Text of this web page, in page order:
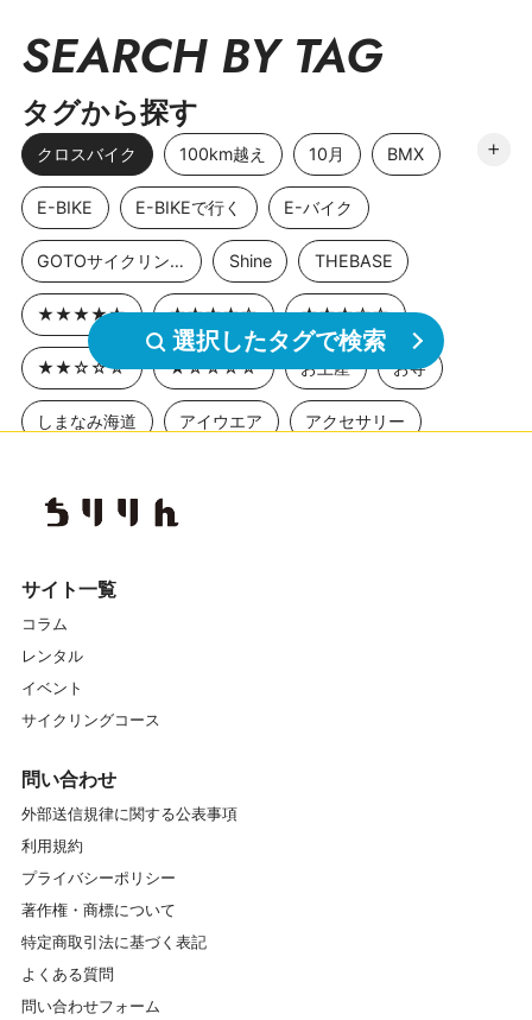
SEARCH BY TAG
タグから探す
クロスバイク 100km越え 10月 BMX
E-BIKE E-BIKEで行く E-バイク
GOTOサイクリングスポット Shine THEBASE
★★★★★ ★★★★☆ ★★★☆☆
★★☆☆☆ ★☆☆☆☆ お土産 お寺
しまなみ海道 アイウエア アクセサリー
イベントレポート
オフロード
カスタム
ガイドマイスター
グローブ
サイクリング
サイクリングスポット
サイクリングロード
サドル サービス
選択したタグで検索
サイト一覧
コラム
レンタル
イベント
サイクリングコース
問い合わせ
外部送信規律に関する公表事項
利用規約
プライバシーポリシー
著作権・商標について
特定商取引法に基づく表記
よくある質問
問い合わせフォーム